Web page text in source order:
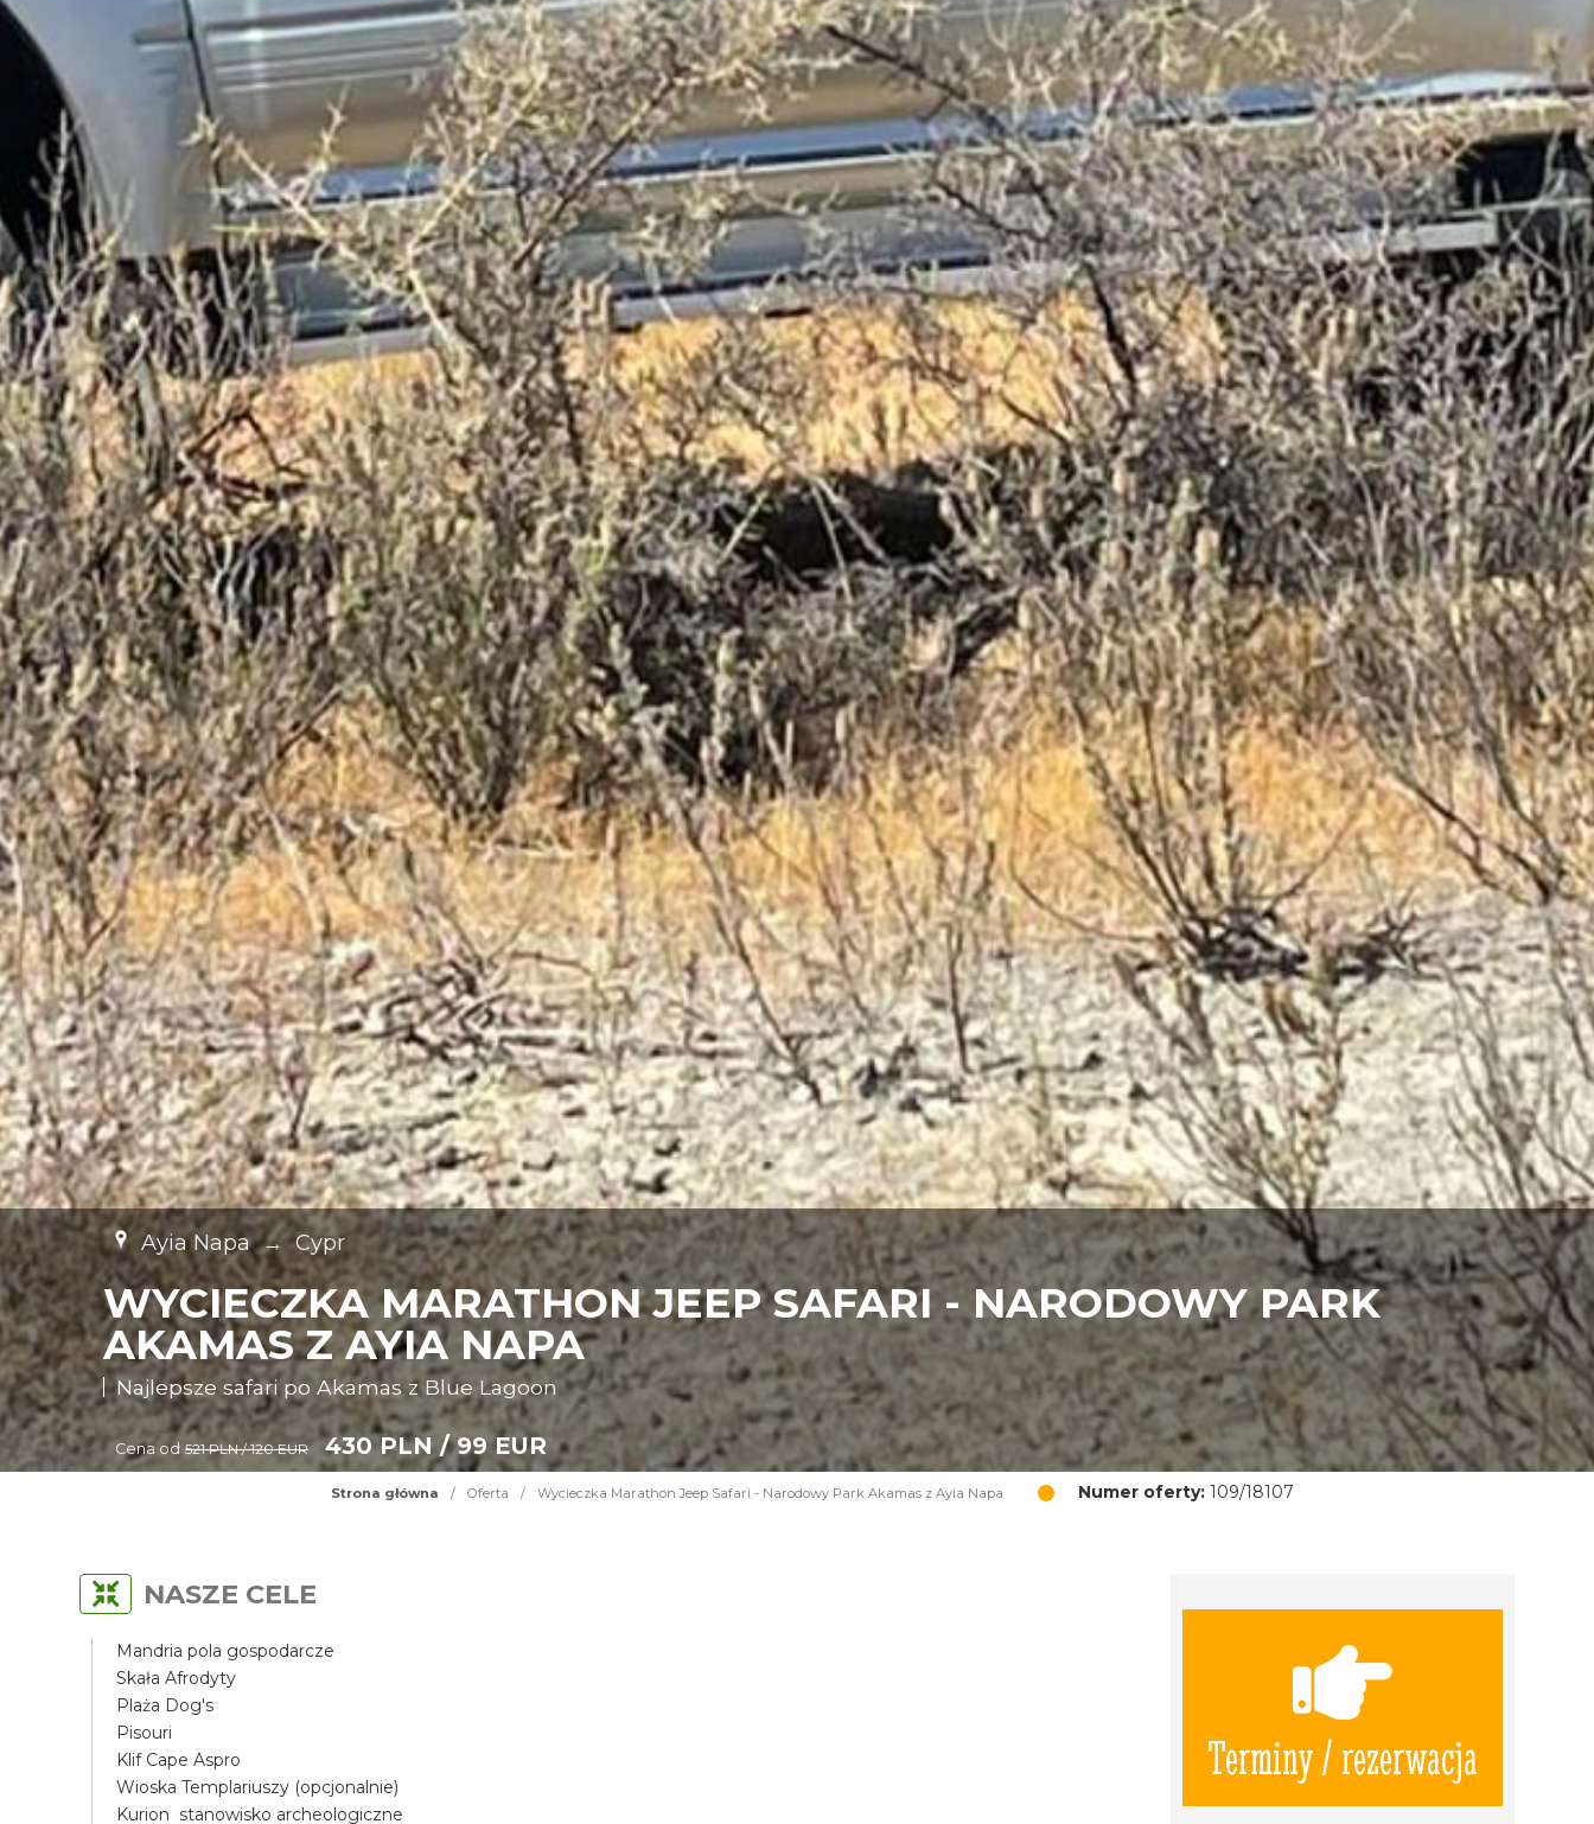
Ayia Napa → Cypr
WYCIECZKA MARATHON JEEP SAFARI - NARODOWY PARK
AKAMAS Z AYIA NAPA
Najlepsze safari po Akamas z Blue Lagoon
Cena od 521 PLN / 120 EUR 430 PLN / 99 EUR
Strona główna / Oferta / Wycieczka Marathon Jeep Safari - Narodowy Park Akamas z Ayia Napa Numer oferty:109/18107
Terminy / rezerwacja
NASZE CELE
Mandria pola gospodarcze
Skała Afrodyty
Plaża Dog's
Pisouri
Klif Cape Aspro
Wioska Templariuszy (opcjonalnie)
Kurion stanowisko archeologiczne